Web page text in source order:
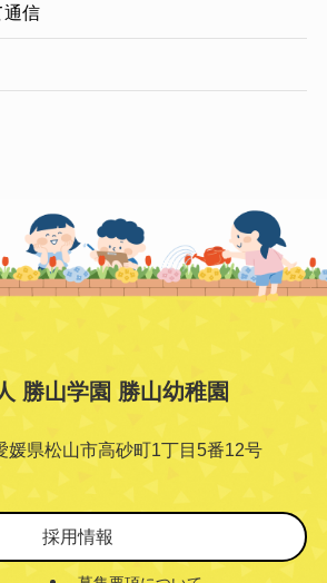
通信
勝山学園 勝山幼稚園
媛県松山市高砂町1丁目5番12号
採用情報